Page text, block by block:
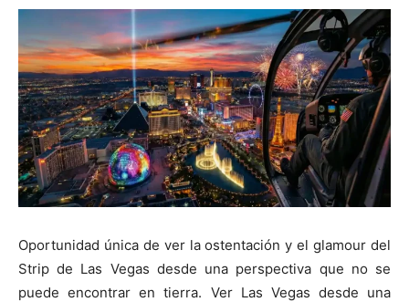
Oportunidad única de ver la ostentación y el glamour del
Strip de Las Vegas desde una perspectiva que no se
puede encontrar en tierra. Ver Las Vegas desde una